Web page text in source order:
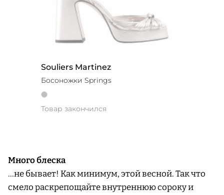
Souliers Martinez
Босоножки Springs
Товар закончился
Много блеска
…не бывает! Как минимум, этой весной. Так что
смело раскрепощайте внутреннюю сороку и